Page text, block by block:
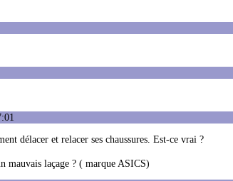
délacer et relacer ses chaussures. Est-ce vrai ?
mauvais laçage ? ( marque ASICS)